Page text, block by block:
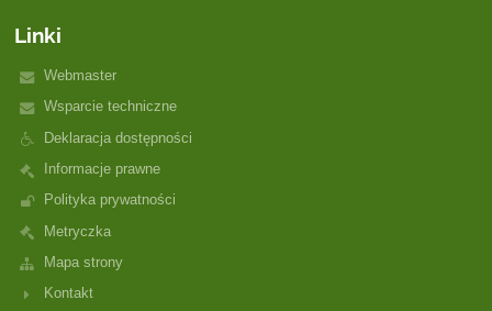
Linki
Webmaster
Wsparcie techniczne
Deklaracja dostępności
Informacje prawne
Polityka prywatności
Metryczka
Mapa strony
Kontakt